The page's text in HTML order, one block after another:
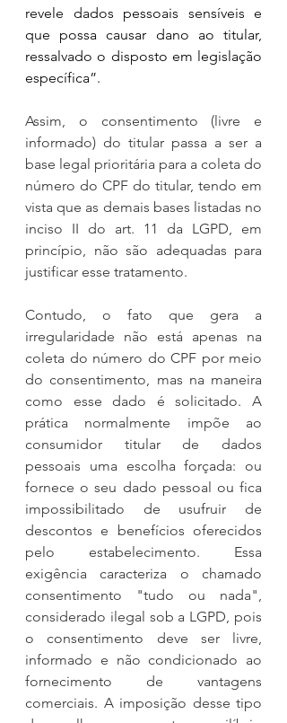
revele dados pessoais sensíveis e
que possa causar dano ao titular,
ressalvado o disposto em legislação
específica”.
Assim, o consentimento (livre e
informado) do titular passa a ser a
base legal prioritária para a coleta do
número do CPF do titular, tendo em
vista que as demais bases listadas no
inciso II do art. 11 da LGPD, em
princípio, não são adequadas para
justificar esse tratamento.
Contudo, o fato que gera a
irregularidade não está apenas na
coleta do número do CPF por meio
do consentimento, mas na maneira
como esse dado é solicitado. A
prática normalmente impõe ao
consumidor titular de dados
pessoais uma escolha forçada: ou
fornece o seu dado pessoal ou fica
impossibilitado de usufruir de
descontos e benefícios oferecidos
pelo estabelecimento. Essa
exigência caracteriza o chamado
consentimento "tudo ou nada",
considerado ilegal sob a LGPD, pois
o consentimento deve ser livre,
informado e não condicionado ao
fornecimento de vantagens
comerciais. A imposição desse tipo